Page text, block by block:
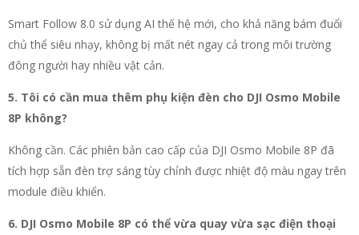
Smart Follow 8.0 sử dụng AI thế hệ mới, cho khả năng bám đuổi
chủ thể siêu nhạy, không bị mất nét ngay cả trong môi trường
đông người hay nhiều vật cản.
5. Tôi có cần mua thêm phụ kiện đèn cho DJI Osmo Mobile
8P không?
Không cần. Các phiên bản cao cấp của DJI Osmo Mobile 8P đã
tích hợp sẵn đèn trợ sáng tùy chỉnh được nhiệt độ màu ngay trên
module điều khiển.
6. DJI Osmo Mobile 8P có thể vừa quay vừa sạc điện thoại